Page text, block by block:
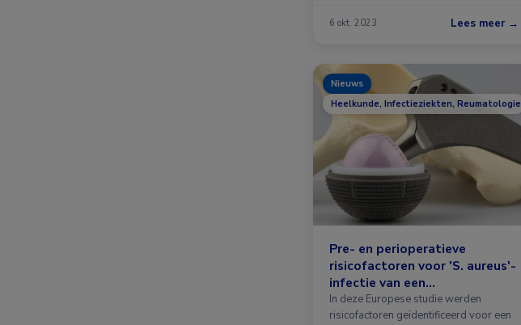
6 okt. 2023 Lees meer →
Nieuws
Heelkunde, Infectieziekten, Reumatologie
Pre- en perioperatieve
risicofactoren voor 'S. aureus'-
infectie van een
gewrichtsprothese
In deze Europese studie werden
risicofactoren geïdentificeerd voor een